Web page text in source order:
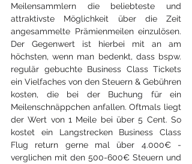
Meilensammlern die beliebteste und
attraktivste Möglichkeit über die Zeit
angesammelte Prämienmeilen einzulösen.
Der Gegenwert ist hierbei mit an am
höchsten, wenn man bedenkt, dass bspw.
regulär gebuchte Business Class Tickets
ein Vielfaches von den Steuern & Gebühren
kosten, die bei der Buchung für ein
Meilenschnäppchen anfallen. Oftmals liegt
der Wert von 1 Meile bei über 5 Cent. So
kostet ein Langstrecken Business Class
Flug return gerne mal über 4.000€ -
verglichen mit den 500-600€ Steuern und